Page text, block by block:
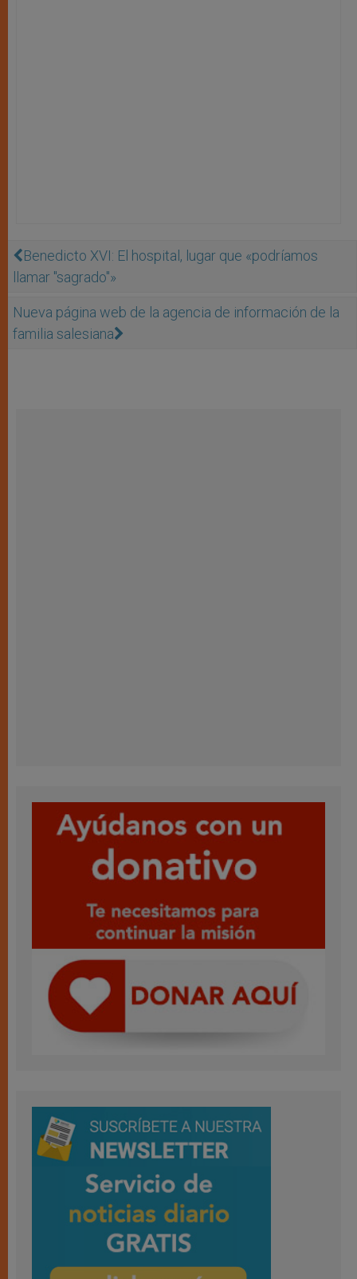
Benedicto XVI: El hospital, lugar que «podríamos
llamar "sagrado"»
Nueva página web de la agencia de información de la
familia salesiana